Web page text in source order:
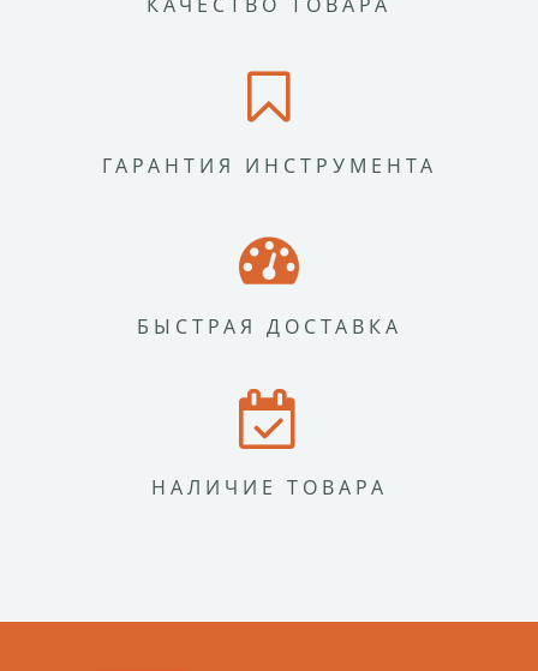
ГАРАНТИЯ ИНСТРУМЕНТА
БЫСТРАЯ ДОСТАВКА
НАЛИЧИЕ ТОВАРА